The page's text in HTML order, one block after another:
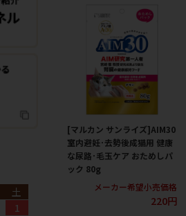
[マルカン サンライズ]AIM30
室内避妊･去勢後成猫用 健康
な尿路･毛玉ケア おためしパ
ック 80g
メーカー希望小売価格
220円
土
1